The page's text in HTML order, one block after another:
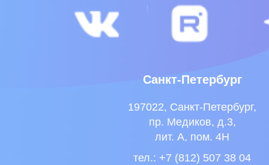
Санкт-Петербург
197022, Санкт-Петербург,
пр. Медиков, д.3,
лит. А, пом. 4Н
тел.: +7 (812) 507 38 04